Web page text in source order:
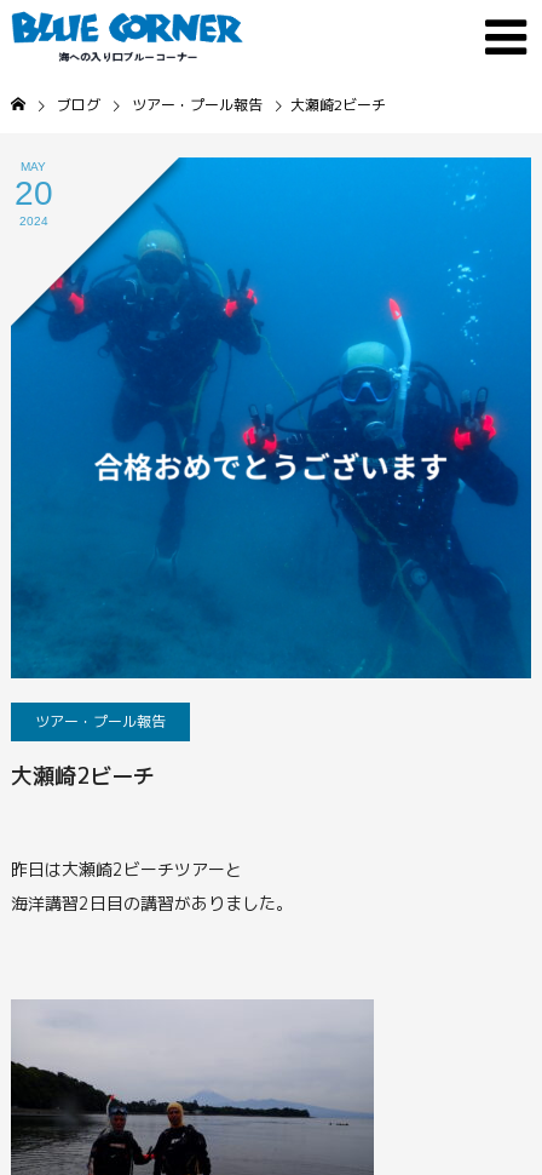
ブログ ツアー・プール報告 大瀬崎2ビーチ
MAY
20
2024
ツアー・プール報告
大瀬崎2ビーチ
昨日は大瀬崎2ビーチツアーと
海洋講習2日目の講習がありました。